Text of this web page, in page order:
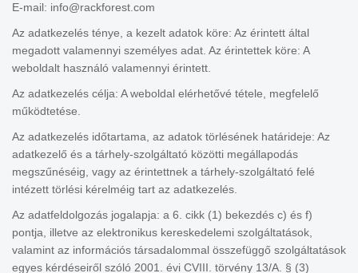
E-mail: info@rackforest.com
Az adatkezelés ténye, a kezelt adatok köre: Az érintett által
megadott valamennyi személyes adat. Az érintettek köre: A
weboldalt használó valamennyi érintett.
Az adatkezelés célja: A weboldal elérhetővé tétele, megfelelő
működtetése.
Az adatkezelés időtartama, az adatok törlésének határideje: Az
adatkezelő és a tárhely-szolgáltató közötti megállapodás
megszűnéséig, vagy az érintettnek a tárhely-szolgáltató felé
intézett törlési kérelméig tart az adatkezelés.
Az adatfeldolgozás jogalapja: a 6. cikk (1) bekezdés c) és f)
pontja, illetve az elektronikus kereskedelemi szolgáltatások,
valamint az információs társadalommal összefüggő szolgáltatások
egyes kérdéseiről szóló 2001. évi CVIII. törvény 13/A. § (3)